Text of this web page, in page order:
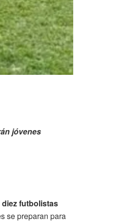
jóvenes
futbolistas
se preparan para